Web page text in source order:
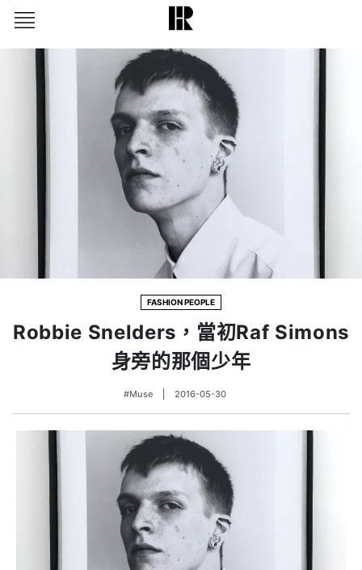
FASHION PEOPLE
Robbie Snelders，當初Raf Simons
身旁的那個少年
#Muse 2016-05-30